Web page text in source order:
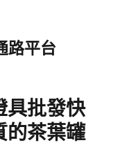
路平台
具批發快
的茶葉罐